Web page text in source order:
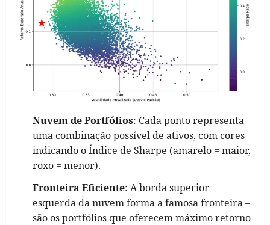
Nuvem de Portfólios: Cada ponto representa
uma combinação possível de ativos, com cores
indicando o Índice de Sharpe (amarelo = maior,
roxo = menor).
Fronteira Eficiente: A borda superior
esquerda da nuvem forma a famosa fronteira –
são os portfólios que oferecem máximo retorno